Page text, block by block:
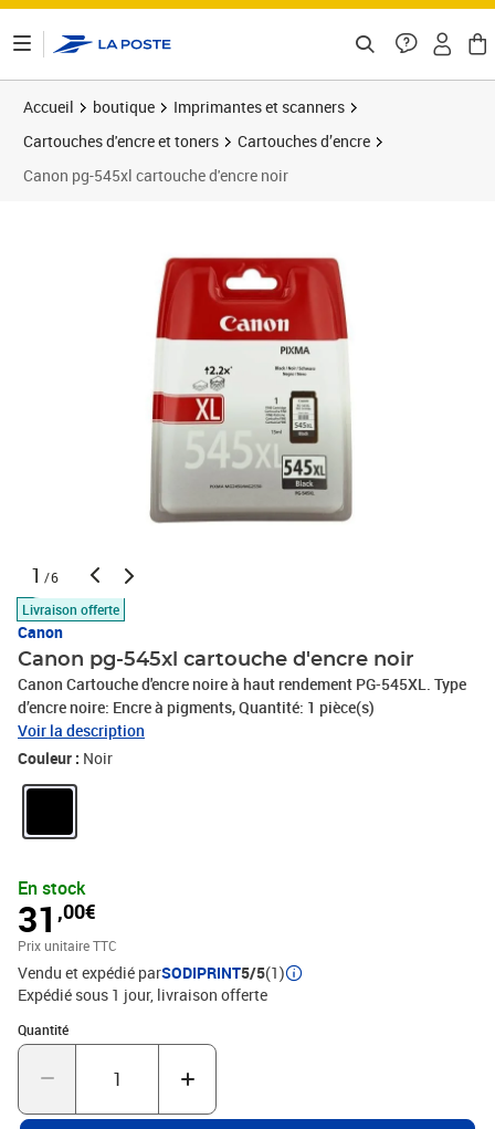
Accueil boutique
Imprimantes et scanners
Cartouches d'encre et toners
Cartouches d’encre
Canon pg-545xl cartouche d'encre noir
1 /6
Livraison offerte
Canon
Canon pg-545xl cartouche d'encre noir
Canon Cartouche d'encre noire à haut rendement PG-545XL. Type
d’encre noire: Encre à pigments, Quantité: 1 pièce(s)
Voir la description
Couleur : Noir
En stock
31 ,00€
Prix unitaire TTC
Vendu et expédié parSODIPRINT5/5(1)
Expédié sous 1 jour livraison offerte
Quantité
Quantité : 1